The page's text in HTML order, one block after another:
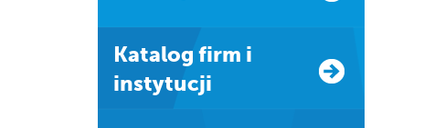
Katalog firm i
instytucji